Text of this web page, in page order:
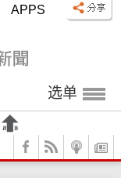
APPS
选单